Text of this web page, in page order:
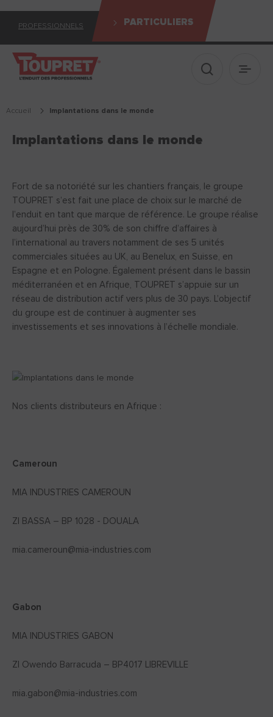
PROFESSIONNELS PARTICULIERS
Afficher le
Accueil implantations dans le monde
Implantations dans le monde
Fort de sa notoriété sur les chantiers français, le groupe
TOUPRET s’est fait une place de choix sur le marché de
l’enduit en tant que marque de référence. Le groupe réalise
aujourd’hui près de 30% de son chiffre d’affaires à
l’international au travers notamment de ses 5 unités
commerciales situées au UK, au Benelux, en Suisse, en
Espagne et en Pologne. Également présent dans le bassin
méditerranéen et en Afrique, TOUPRET s’appuie sur un
réseau de distribution actif vers plus de 30 pays. L’objectif
du groupe est de continuer à augmenter ses
investissements et ses innovations à l’échelle mondiale.
Nos clients distributeurs en Afrique :
Cameroun
MIA INDUSTRIES CAMEROUN
ZI BASSA – BP 1028 - DOUALA
mia.cameroun@mia-industries.com
Gabon
MIA INDUSTRIES GABON
ZI Owendo Barracuda – BP4017 LIBREVILLE
mia.gabon@mia-industries.com